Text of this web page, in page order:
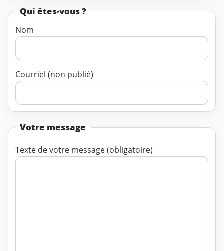
Qui êtes-vous ?
Nom
Courriel (non publié)
Votre message
Texte de votre message (obligatoire)